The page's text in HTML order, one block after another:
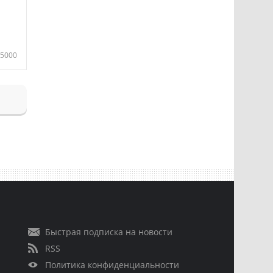
5000
Быстрая подписка на новости
RSS
Политика конфиденциальности